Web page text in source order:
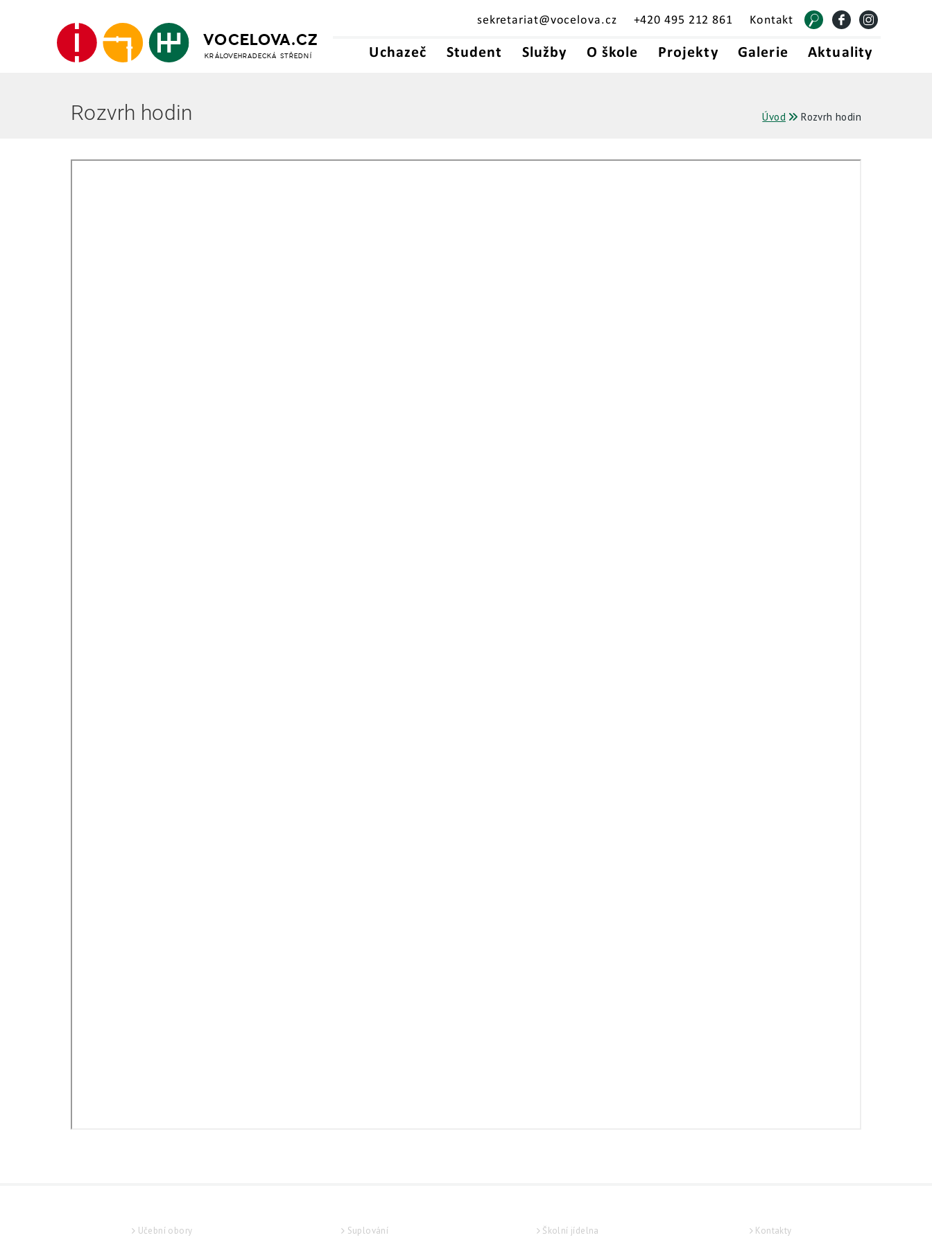
VOCELOVA.CZ
KRÁLOVEHRADECKÁ STŘEDNÍ
sekretariat@vocelova.cz +420 495 212 861 Kontakt
Uchazeč Student Služby O škole Projekty Galerie Aktuality
Rozvrh hodin Úvod Rozvrh hodin
Učební obory Suplování Školní jídelna Kontakty